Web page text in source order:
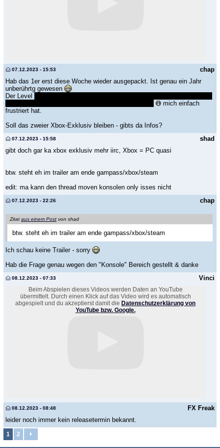
chap
07.12.2023 - 15:53
Hab das 1er erst diese Woche wieder ausgepackt. Ist genau ein Jahr
unberührtg gewesen
Der Level
mich einfach
frustriert hat.
Soll das zweier Xbox-Exklusiv bleiben - gibts da Infos?
shad
07.12.2023 - 15:58
gibt doch gar ka xbox exklusiv mehr iirc, Xbox = PC quasi
btw. steht eh im trailer am ende gampass/xbox/steam
edit: ma kann den thread moven konsolen only isses nicht
chap
07.12.2023 - 22:26
Zitat aus einem Post von shad
btw. steht eh im trailer am ende gampass/xbox/steam
Ich schau keine Trailer - sorry
Hab die Frage genau wegen den "Konsole" Bereich gestellt & danke
Vinci
08.12.2023 - 07:33
Beim Abspielen dieses Videos werden Daten an YouTube
übermittelt. Durch einen Klick auf das Video wird es automatisch
abgespielt und du akzeptierst damit die Datenschutzerklärung von
YouTube bzw. Google.
FX Freak
08.12.2023 - 08:48
leider noch immer kein releasetermin bekannt.
1 2